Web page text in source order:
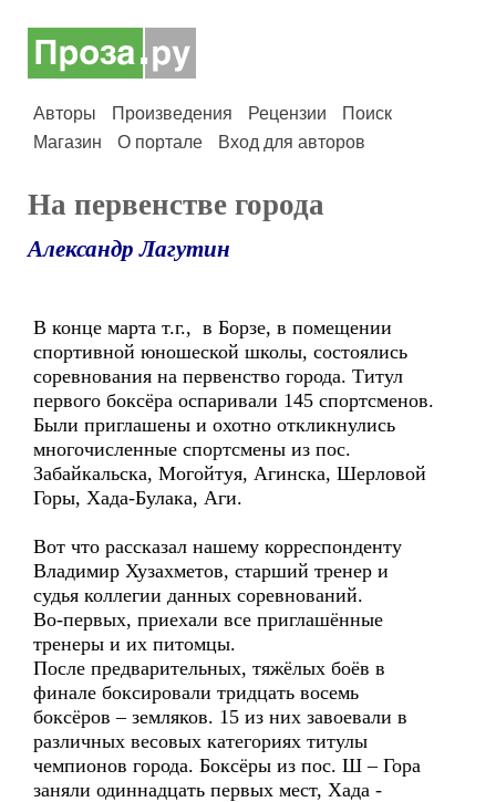
Авторы Произведения Рецензии
Поиск
Магазин
О портале Вход для авторов
На первенстве города
Александр Лагутин
В конце марта т.г., в Борзе, в помещении
спортивной юношеской школы, состоялись
соревнования на первенство города. Титул
первого боксёра оспаривали 145 спортсменов.
Были приглашены и охотно откликнулись
многочисленные спортсмены из пос.
Забайкальска, Могойтуя, Агинска, Шерловой
Горы, Хада-Булака, Аги.
Вот что рассказал нашему корреспонденту
Владимир Хузахметов, старший тренер и
судья коллегии данных соревнований.
Во-первых, приехали все приглашённые
тренеры и их питомцы.
После предварительных, тяжёлых боёв в
финале боксировали тридцать восемь
боксёров – земляков. 15 из них завоевали в
различных весовых категориях титулы
чемпионов города. Боксёры из пос. Ш – Гора
заняли одиннадцать первых мест, Хада -